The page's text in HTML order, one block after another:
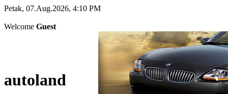
Petak, 07.Aug.2026, 4:10 PM
Welcome Guest
autoland